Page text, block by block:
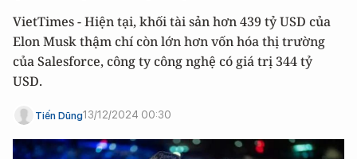
VietTimes - Hiện tại, khối tài sản hơn 439 tỷ USD của
Elon Musk thậm chí còn lớn hơn vốn hóa thị trường
của Salesforce, công ty công nghệ có giá trị 344 tỷ
USD.
Tiến Dũng13/12/2024 00:30